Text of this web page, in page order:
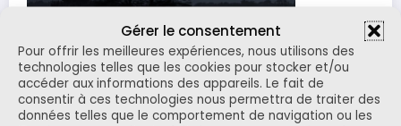
Gérer le consentement
Pour offrir les meilleures expériences, nous utilisons des
technologies telles que les cookies pour stocker et/ou
accéder aux informations des appareils. Le fait de
consentir à ces technologies nous permettra de traiter des
données telles que le comportement de navigation ou les
l’astéroïde 2023 CX1 pénétrait dans l’atmosphère
terrestre, sept heures après avoir été découvert.